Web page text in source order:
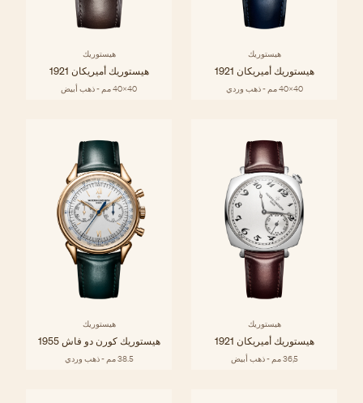
هيستوريك
هيستوريك أميريكان 1921
40x40 مم - ذهب وردي
هيستوريك
هيستوريك أميريكان 1921
40x40 مم - ذهب أبيض
هيستوريك
هيستوريك أميريكان 1921
36,5 مم - ذهب أبيض
هيستوريك
هيستوريك كورن دو فاش 1955
38.5 مم - ذهب وردي